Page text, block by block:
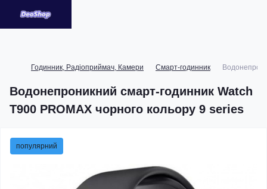
Годинник, Радіоприймач, Камери Смарт-годинник
Водонепроникний смарт-годинник Watch
T900 PROMAX чорного кольору 9 series
популярний